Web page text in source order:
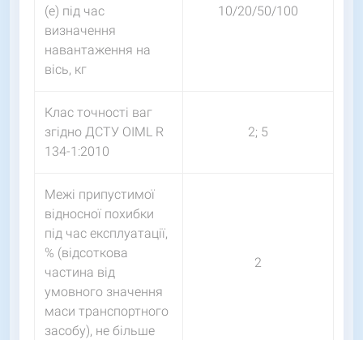
(e) під час
визначення
навантаження на
вісь, кг
10/20/50/100
Клас точності ваг
згідно ДСТУ OIML R
134-1:2010
2; 5
Межі припустимої
відносної похибки
під час експлуатації,
% (відсоткова
частина від
умовного значення
маси транспортного
засобу), не більше
2